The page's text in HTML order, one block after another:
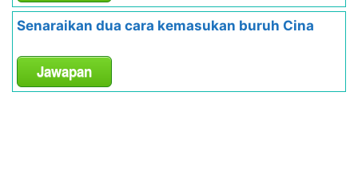
Senaraikan dua cara kemasukan buruh Cina
Jawapan